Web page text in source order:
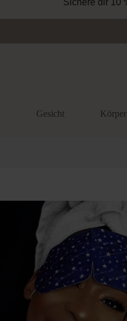
Sichere dir 10
Gesicht Körper